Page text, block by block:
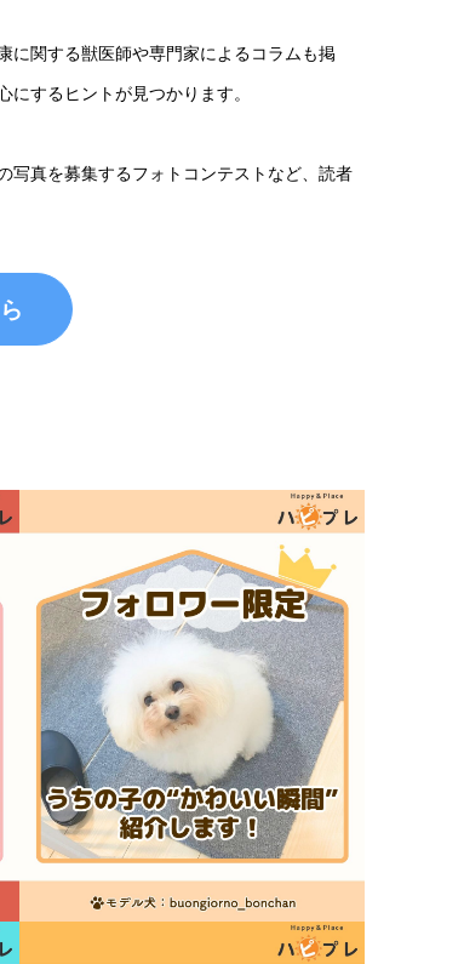
に関する獣医師や専門家によるコラムも掲
するヒントが見つかります。
写真を募集するフォトコンテストなど、読者